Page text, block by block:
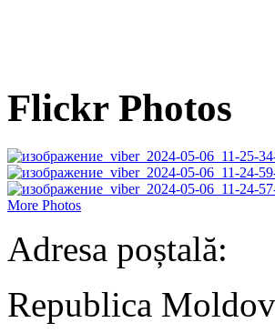
Flickr Photos
More Photos
Adresa poștală:
Republica